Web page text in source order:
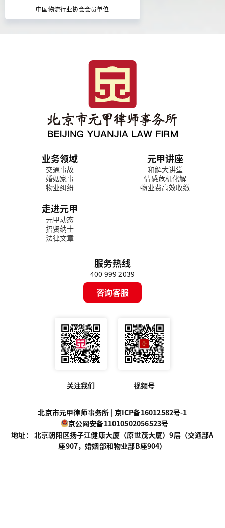
中国物流行业协会会员单位
业务领域
交通事故
婚姻家事
物业纠纷
元甲讲座
和解大讲堂
情感危机化解
物业费高效收缴
走进元甲
元甲动态
招贤纳士
法律文章
服务热线
400 999 2039
咨询客服
关注我们 视频号
北京市元甲律师事务所 | 京ICP备16012582号-1
京公网安备11010502056523号
地址： 北京朝阳区扬子江健康大厦（原世茂大厦）9层（交通部A
座907，婚姻部和物业部B座904）